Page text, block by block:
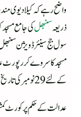
واضح رہے کہ کیلا دیوی
ذریعہ سنبھلکی جامع
سول جج سینئر ڈویژن
مسجد کا سروے کر رپورٹ
کے لئے 29 نومبر کی تاریخ طے کی گئی ہے۔